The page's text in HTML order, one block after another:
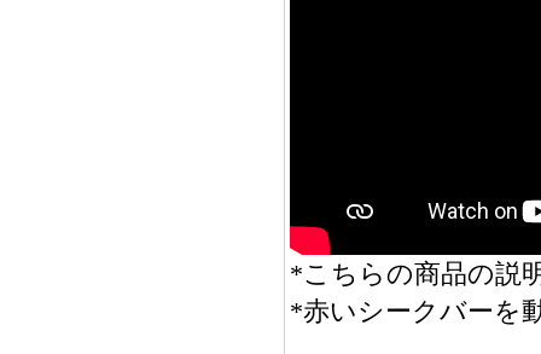
*こちらの商品の説
*赤いシークバーを